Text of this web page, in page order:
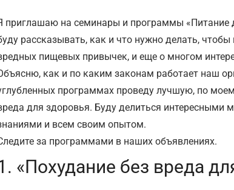
приглашаю на семинары и программы «Питание
рассказывать, как и что нужно делать,
пищевых привычек, и еще о многом
как и по каким законам работает наш
программах проведу лучшую, по
для здоровья. Буду делиться
и всем своим опытом.
за программами в наших объявлениях.
«Похудание без вреда